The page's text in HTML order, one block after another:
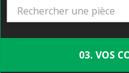
03. VOS